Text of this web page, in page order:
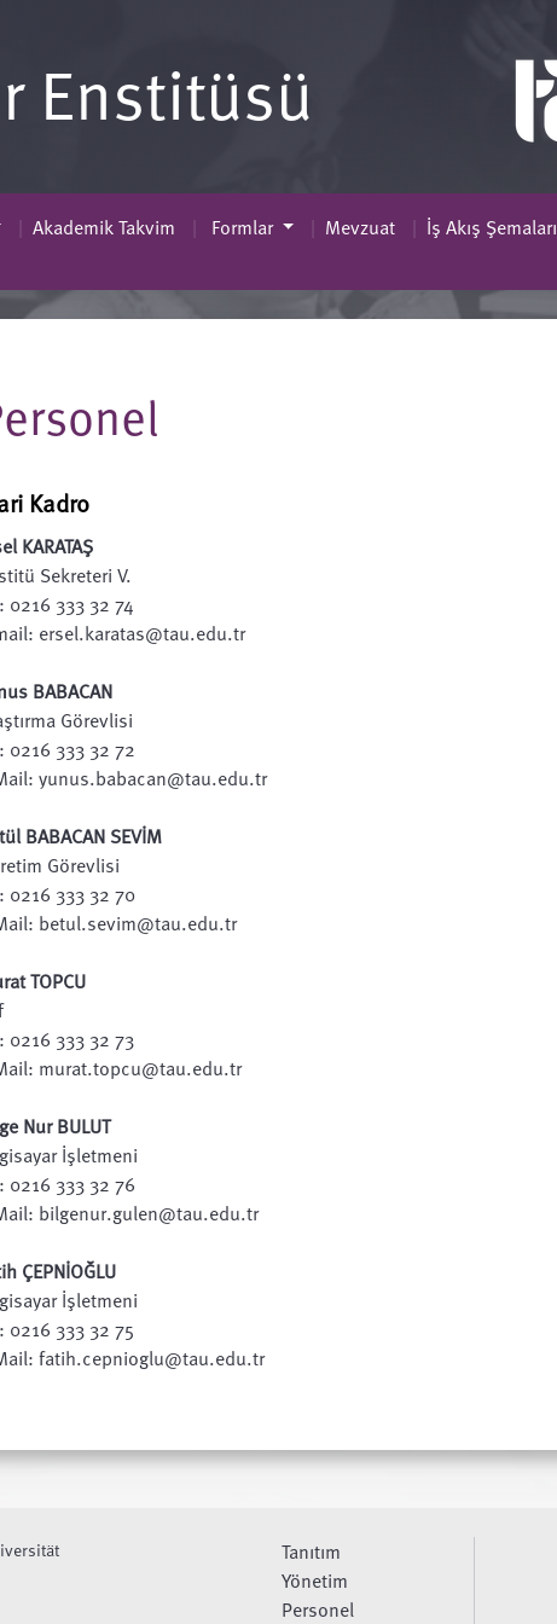
Enstitüsü
Akademik Takvim Formlar Mevzuat İş Akış Şemaları
Kadro
KARATAŞ
Sekreteri V.
0216 333 32 74
ersel.karatas@tau.edu.tr
BABACAN
Görevlisi
0216 333 32 72
yunus.babacan@tau.edu.tr
BABACAN SEVİM
Görevlisi
0216 333 32 70
betul.sevim@tau.edu.tr
TOPCU
0216 333 32 73
murat.topcu@tau.edu.tr
Nur BULUT
İşletmeni
0216 333 32 76
bilgenur.gulen@tau.edu.tr
ÇEPNİOĞLU
İşletmeni
0216 333 32 75
fatih.cepnioglu@tau.edu.tr
Tanıtım
Yönetim
Personel